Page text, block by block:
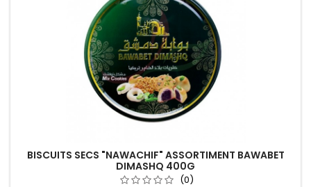
BISCUITS SECS "NAWACHIF" ASSORTIMENT BAWABET
DIMASHQ 400G
(0)